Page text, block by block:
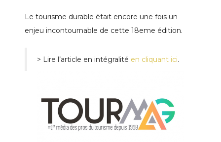
Le tourisme durable était encore une fois un
enjeu incontournable de cette 18eme édition.
> Lire l’article en intégralité en cliquant ici.